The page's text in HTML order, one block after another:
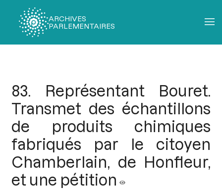
ARCHIVES
PARLEMENTAIRES
83. Représentant Bouret.
Transmet des échantillons
de produits chimiques
fabriqués par le citoyen
Chamberlain, de Honfleur,
et une pétition